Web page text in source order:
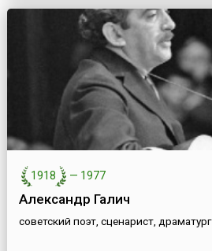
1918 — 1977
Александр Галич
советский поэт, сценарист, драматург